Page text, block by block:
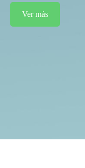
Ver más